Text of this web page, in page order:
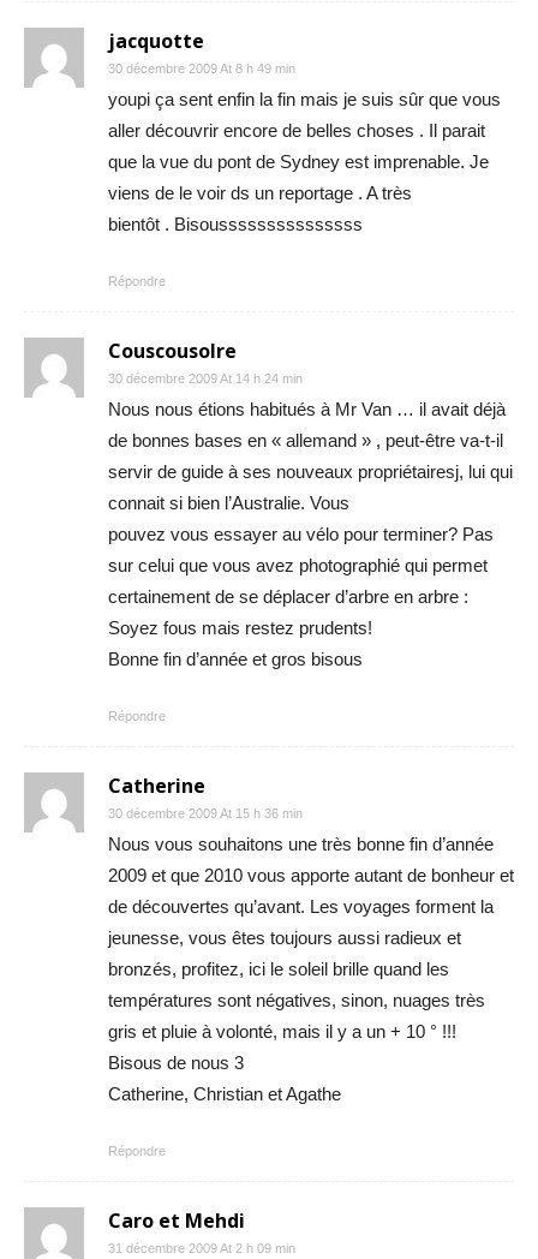
jacquotte
30 décembre 2009 At 8 h 49 min
youpi ça sent enfin la fin mais je suis sûr que vous
aller découvrir encore de belles choses . Il parait
que la vue du pont de Sydney est imprenable. Je
viens de le voir ds un reportage . A très
bientôt . Bisousssssssssssssss
Répondre
Couscousolre
30 décembre 2009 At 14 h 24 min
Nous nous étions habitués à Mr Van … il avait déjà
de bonnes bases en « allemand » , peut-être va-t-il
servir de guide à ses nouveaux propriétairesj, lui qui
connait si bien l’Australie. Vous
pouvez vous essayer au vélo pour terminer? Pas
sur celui que vous avez photographié qui permet
certainement de se déplacer d’arbre en arbre :
Soyez fous mais restez prudents!
Bonne fin d’année et gros bisous
Répondre
Catherine
30 décembre 2009 At 15 h 36 min
Nous vous souhaitons une très bonne fin d’année
2009 et que 2010 vous apporte autant de bonheur et
de découvertes qu’avant. Les voyages forment la
jeunesse, vous êtes toujours aussi radieux et
bronzés, profitez, ici le soleil brille quand les
températures sont négatives, sinon, nuages très
gris et pluie à volonté, mais il y a un + 10 ° !!!
Bisous de nous 3
Catherine, Christian et Agathe
Répondre
Caro et Mehdi
31 décembre 2009 At 2 h 09 min